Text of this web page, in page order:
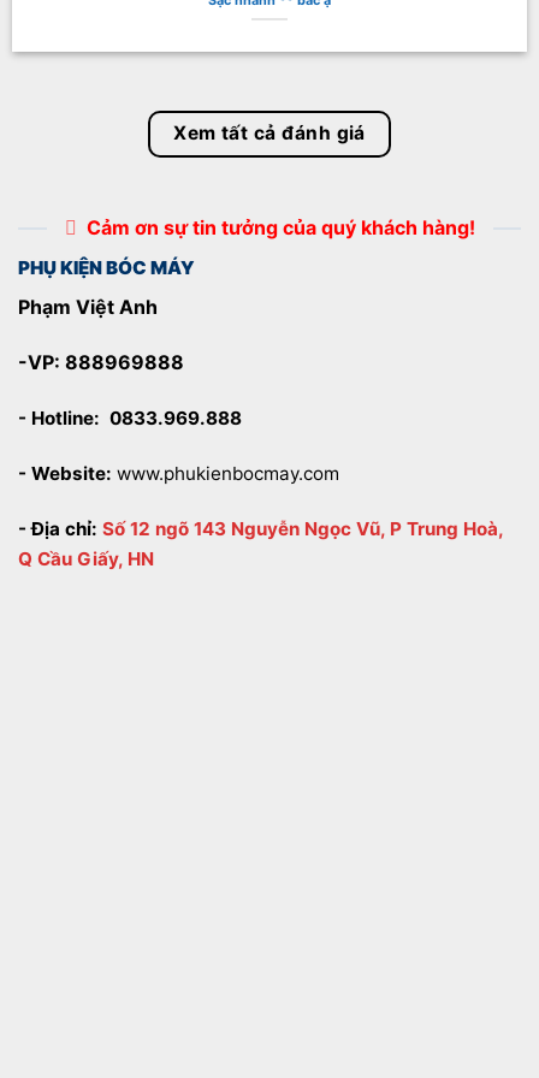
Xem tất cả đánh giá
Cảm ơn sự tin tưởng của quý khách hàng!
PHỤ KIỆN BÓC MÁY
Phạm Việt Anh
-VP: 888969888
- Hotline: 0833.969.888
- Website: www.phukienbocmay.com
- Địa chỉ: Số 12 ngõ 143 Nguyễn Ngọc Vũ, P Trung Hoà,
Q Cầu Giấy, HN